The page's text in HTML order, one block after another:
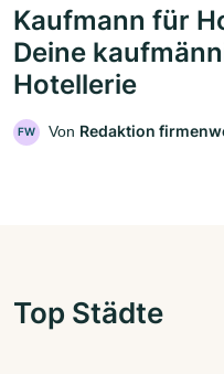
Kaufmann für
Deine
Hotellerie
FW Von Redaktion
Top Städte